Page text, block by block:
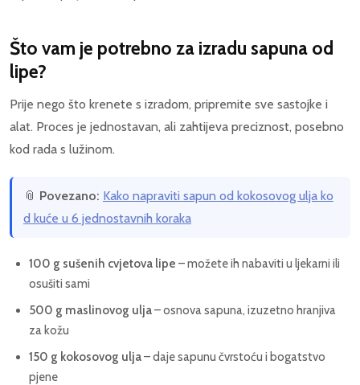
Što vam je potrebno za izradu sapuna od
lipe?
Prije nego što krenete s izradom, pripremite sve sastojke i
alat. Proces je jednostavan, ali zahtijeva preciznost, posebno
kod rada s lužinom.
📎 Povezano: Kako napraviti sapun od kokosovog ulja ko
d kuće u 6 jednostavnih koraka
100 g sušenih cvjetova lipe – možete ih nabaviti u ljekarni ili
osušiti sami
500 g maslinovog ulja– osnova sapuna, izuzetno hranjiva
za kožu
150 g kokosovog ulja– daje sapunu čvrstoću i bogatstvo
pjene